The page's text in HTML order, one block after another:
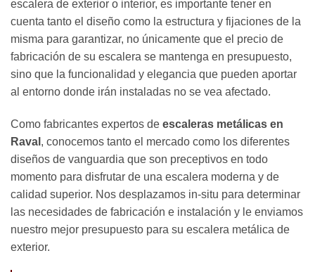
escalera de exterior o interior, es importante tener en
cuenta tanto el diseño como la estructura y fijaciones de la
misma para garantizar, no únicamente que el precio de
fabricación de su escalera se mantenga en presupuesto,
sino que la funcionalidad y elegancia que pueden aportar
al entorno donde irán instaladas no se vea afectado.
Como fabricantes expertos de escaleras metálicas en
Raval , conocemos tanto el mercado como los diferentes
diseños de vanguardia que son preceptivos en todo
momento para disfrutar de una escalera moderna y de
calidad superior. Nos desplazamos in-situ para determinar
las necesidades de fabricación e instalación y le enviamos
nuestro mejor presupuesto para su escalera metálica de
exterior.